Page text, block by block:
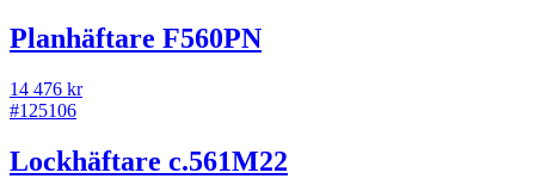
Planhäftare F560PN
14 476 kr
#125106
Lockhäftare c.561M22